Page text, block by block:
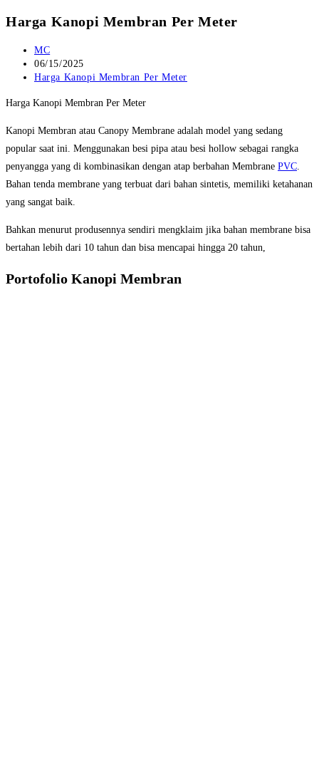
Harga Kanopi Membran Per Meter
Post
author:
MC
Post
published:
06/15/2025
Post
Harga Kanopi Membran Per Meter
Harga Kanopi Membran Per Meter
Kanopi Membran atau Canopy Membrane adalah model yang sedang
popular saat ini. Menggunakan besi pipa atau besi hollow sebagai rangka
penyangga yang di kombinasikan dengan atap berbahan Membrane PVC.
Bahan tenda membrane yang terbuat dari bahan sintetis, memiliki ketahanan
yang sangat baik.
Bahkan menurut produsennya sendiri mengklaim jika bahan membrane bisa
bertahan lebih dari 10 tahun dan bisa mencapai hingga 20 tahun,
Portofolio Kanopi Membran